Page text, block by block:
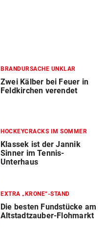
BRANDURSACHE UNKLAR
Zwei Kälber bei Feuer in
Feldkirchen verendet
HOCKEYCRACKS IM SOMMER
Klassek ist der Jannik
Sinner im Tennis-
Unterhaus
EXTRA „KRONE“-STAND
Die besten Fundstücke am
Altstadtzauber-Flohmarkt